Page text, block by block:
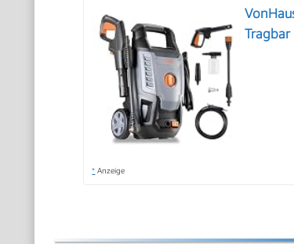
Tragbar
* Anzeige